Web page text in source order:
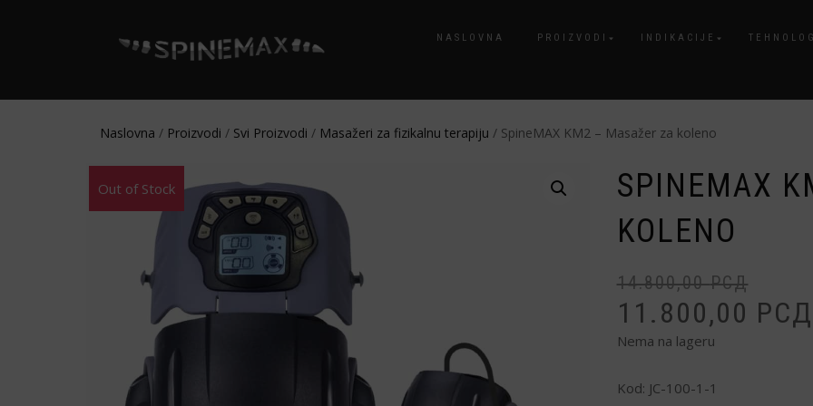
NASLOVNA PROIZVODI INDIKACIJE
Naslovna / Proizvodi / Svi Proizvodi / Masažeri za fizikalnu terapiju / SpineMAX KM2 – Masažer za koleno
Popust!
Out of Stock
SPINEMAX
KOLENO
14.800,00РСД
11.800,00 РСД
Nema na lageru
Kod: JC-100-1-1